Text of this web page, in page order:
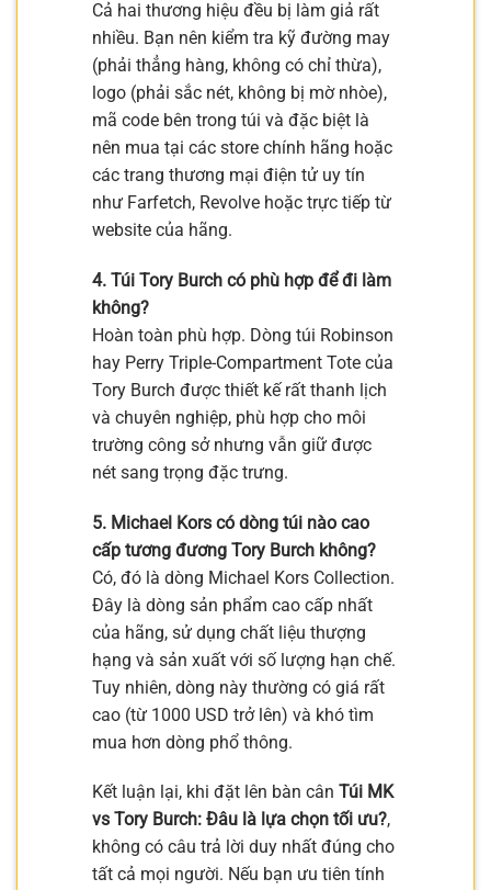
Cả hai thương hiệu đều bị làm giả rất
nhiều. Bạn nên kiểm tra kỹ đường may
(phải thẳng hàng, không có chỉ thừa),
logo (phải sắc nét, không bị mờ nhòe),
mã code bên trong túi và đặc biệt là
nên mua tại các store chính hãng hoặc
các trang thương mại điện tử uy tín
như Farfetch, Revolve hoặc trực tiếp từ
website của hãng.
4. Túi Tory Burch có phù hợp để đi làm
không?
Hoàn toàn phù hợp. Dòng túi Robinson
hay Perry Triple-Compartment Tote của
Tory Burch được thiết kế rất thanh lịch
và chuyên nghiệp, phù hợp cho môi
trường công sở nhưng vẫn giữ được
nét sang trọng đặc trưng.
5. Michael Kors có dòng túi nào cao
cấp tương đương Tory Burch không?
Có, đó là dòng Michael Kors Collection.
Đây là dòng sản phẩm cao cấp nhất
của hãng, sử dụng chất liệu thượng
hạng và sản xuất với số lượng hạn chế.
Tuy nhiên, dòng này thường có giá rất
cao (từ 1000 USD trở lên) và khó tìm
mua hơn dòng phổ thông.
Kết luận lại, khi đặt lên bàn cân Túi MK
vs Tory Burch: Đâu là lựa chọn tối ưu?,
không có câu trả lời duy nhất đúng cho
tất cả mọi người. Nếu bạn ưu tiên tính